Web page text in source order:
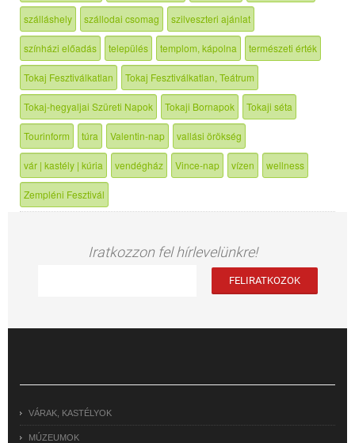
szálláshely szállodai csomag szilveszteri ajánlat
színházi előadás település templom, kápolna természeti érték
Tokaj Fesztiválkatlan Tokaj Fesztiválkatlan, Teátrum
Tokaj-hegyaljai Szüreti Napok Tokaji Bornapok Tokaji séta
Tourinform túra Valentin-nap vallási örökség
vár | kastély | kúria vendégház Vince-nap vízen wellness
Zempléni Fesztivál
Iratkozzon fel hírlevelünkre!
VÁRAK, KASTÉLYOK
MÚZEUMOK